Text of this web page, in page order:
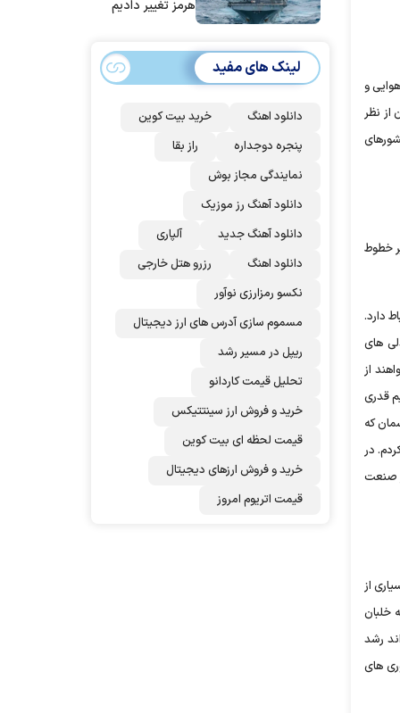
و
از نظر
خطوط
دارد.
های
از
قدری
که
آسمان کردم. در
صنعت
از
خلبان
رشد
های
هرمز تغییر دادیم
لینک های مفید
دانلود اهنگ
خرید بیت کوین
پنجره دوجداره
راز بقا
نمایندگی مجاز بوش
دانلود آهنگ رز‌ موزیک
دانلود آهنگ جدید
آلپاری
دانلود اهنگ
رزرو هتل خارجی
نکسو رمزارزی نوآور
مسموم سازی آدرس های ارز دیجیتال
ریپل در مسیر رشد
تحلیل قیمت کاردانو
خرید و فروش ارز سینتتیکس
قیمت لحظه ای بیت کوین
خرید و فروش ارزهای دیجیتال
قیمت اتریوم امروز